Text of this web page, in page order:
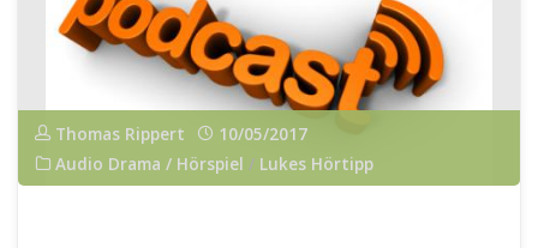
dich
überhaupt
oder:
Thomas Rippert
10/05/2017
Audio Drama / Hörspiel / Lukes Hörtipp